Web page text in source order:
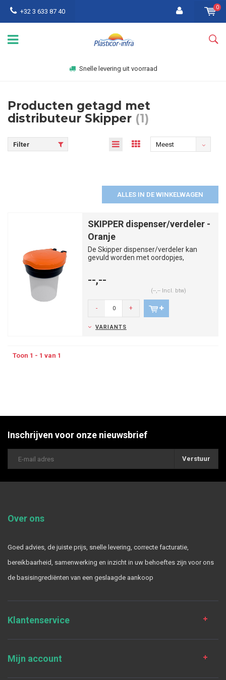
+32 3 633 87 40
0
Snelle levering uit voorraad
Producten getagd met
distributeur Skipper (1)
Filter
Meest
ALLES IN DE WINKELWAGEN
SKIPPER dispenser/verdeler -
Oranje
De Skipper dispenser/verdeler kan
gevuld worden met oordopjes,
--,--
(--,-- Incl. btw)
- +
VARIANTS
Toon 1 - 1 van 1
Inschrijven voor onze nieuwsbrief
Verstuur
Over ons
Goed advies, de juiste prijs, snelle levering, correcte facturatie,
bereikbaarheid, samenwerking en inzicht in uw behoeftes zijn voor ons
de basisingrediënten van een geslaagde aankoop
Klantenservice
Mijn account